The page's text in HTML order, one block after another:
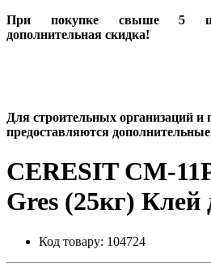
При покупке свыше 5
дополнительная скидка!
Для строительных организаций и
предоставляются
CERESIT СМ-
Gres (25кг) Клей
Код товару: 104724